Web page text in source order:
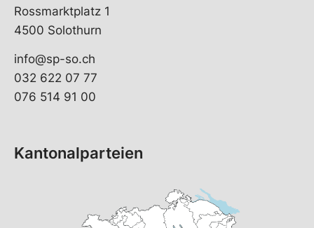
Rossmarktplatz 1
4500 Solothurn
info@sp-so.ch
032 622 07 77
076 514 91 00
Kantonalparteien